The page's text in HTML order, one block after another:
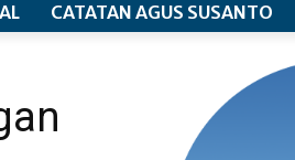
CATATAN AGUS SUSANTO